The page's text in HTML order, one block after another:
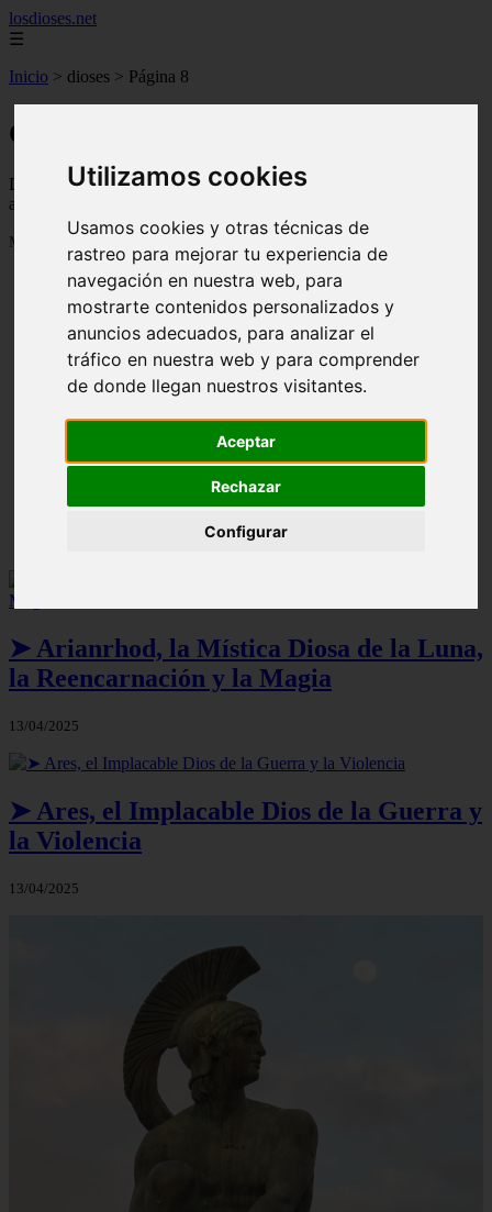
Utilizamos cookies
Usamos cookies y otras técnicas de
rastreo para mejorar tu experiencia de
navegación en nuestra web, para
mostrarte contenidos personalizados y
anuncios adecuados, para analizar el
tráfico en nuestra web y para comprender
de donde llegan nuestros visitantes.
Aceptar
Rechazar
Configurar
losdioses.net
☰
Inicio > dioses > Página 8
dioses
Descubre todas las noticias de la categoría dioses. Artículos
actualizados y contenido de calidad en losdioses.net.
Mostrando 169 - 180 de 180 artículos
Poseidón: características, atributos, culto, historia…
➤ Arianrhod, la Mística Diosa de la Luna,
la Reencarnación y la Magia
13/04/2025
➤ Ares, el Implacable Dios de la Guerra y
la Violencia
13/04/2025